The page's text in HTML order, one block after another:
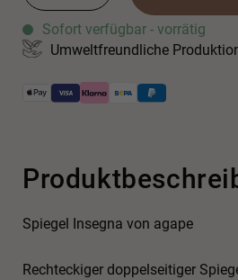
Sofort verfügbar - vorrätig
Umweltfreundliche
Spiegel Insegna von agape
Rechteckiger doppelseitiger